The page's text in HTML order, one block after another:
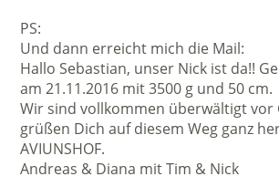
PS:
Und dann erreicht mich die Mail:
Hallo Sebastian, unser Nick ist da!!
am 21.11.2016 mit 3500 g und 50 cm.
Wir sind vollkommen überwältigt vor
grüßen Dich auf diesem Weg ganz
AVIUNSHOF.
Andreas & Diana mit Tim & Nick